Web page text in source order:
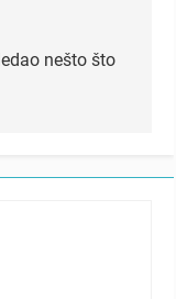
nešto što